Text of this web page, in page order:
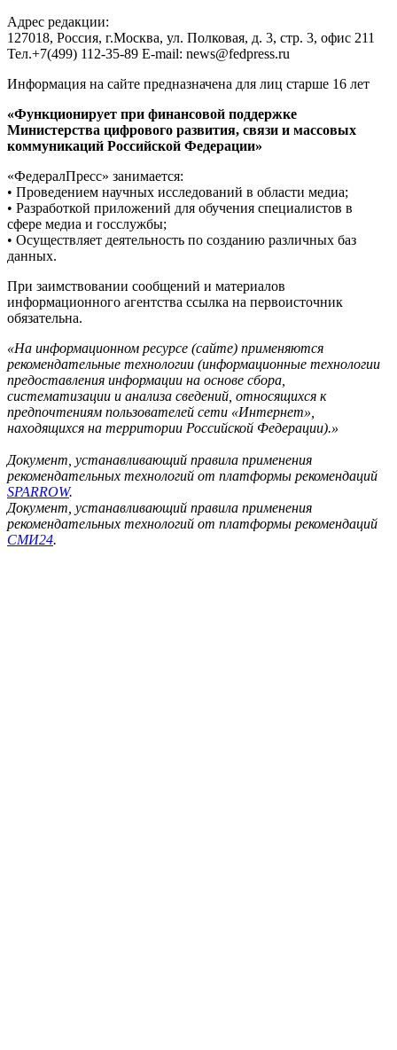
Адрес редакции:
127018, Россия, г.Москва, ул. Полковая, д. 3, стр. 3, офис 211
Тел.+7(499) 112-35-89 E-mail: news@fedpress.ru
Информация на сайте предназначена для лиц старше 16 лет
«Функционирует при финансовой поддержке
Министерства цифрового развития, связи и массовых
коммуникаций Российской Федерации»
«ФедералПресс» занимается:
• Проведением научных исследований в области медиа;
• Разработкой приложений для обучения специалистов в
сфере медиа и госслужбы;
• Осуществляет деятельность по созданию различных баз
данных.
При заимствовании сообщений и материалов
информационного агентства ссылка на первоисточник
обязательна.
«На информационном ресурсе (сайте) применяются
рекомендательные технологии (информационные технологии
предоставления информации на основе сбора,
систематизации и анализа сведений, относящихся к
предпочтениям пользователей сети «Интернет»,
находящихся на территории Российской Федерации).»
Документ, устанавливающий правила применения
рекомендательных технологий от платформы рекомендаций
SPARROW.
Документ, устанавливающий правила применения
рекомендательных технологий от платформы рекомендаций
СМИ24.